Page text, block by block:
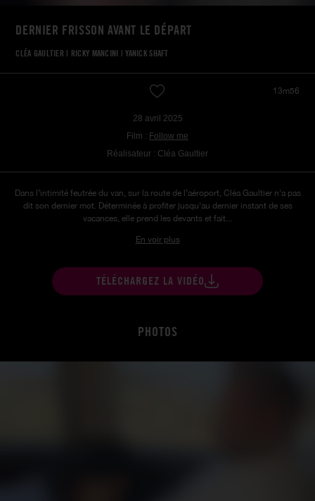
DERNIER FRISSON AVANT LE DÉPART
CLÉA GAULTIER | RICKY MANCINI |YANICK SHAFT
13m56
28 avril 2025
Film : Follow me
Réalisateur : Cléa Gaultier
Dans l’intimité feutrée du van, sur la route de l’aéroport, Cléa Gaultier n'a pas
dit son dernier mot. Déterminée à profiter jusqu'au dernier instant de ses
vacances, elle prend les devants et fait...
En voir plus
TÉLÉCHARGEZ LA VIDÉO
PHOTOS